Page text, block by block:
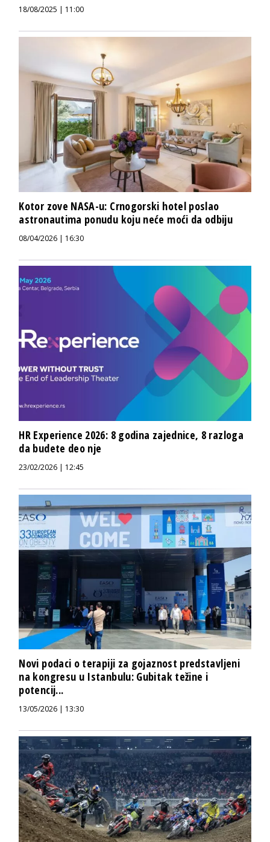
18/08/2025 | 11:00
Kotor zove NASA-u: Crnogorski hotel poslao
astronautima ponudu koju neće moći da odbiju
08/04/2026 | 16:30
HR Experience 2026: 8 godina zajednice, 8 razloga
da budete deo nje
23/02/2026 | 12:45
Novi podaci o terapiji za gojaznost predstavljeni
na kongresu u Istanbulu: Gubitak težine i
potencij...
13/05/2026 | 13:30